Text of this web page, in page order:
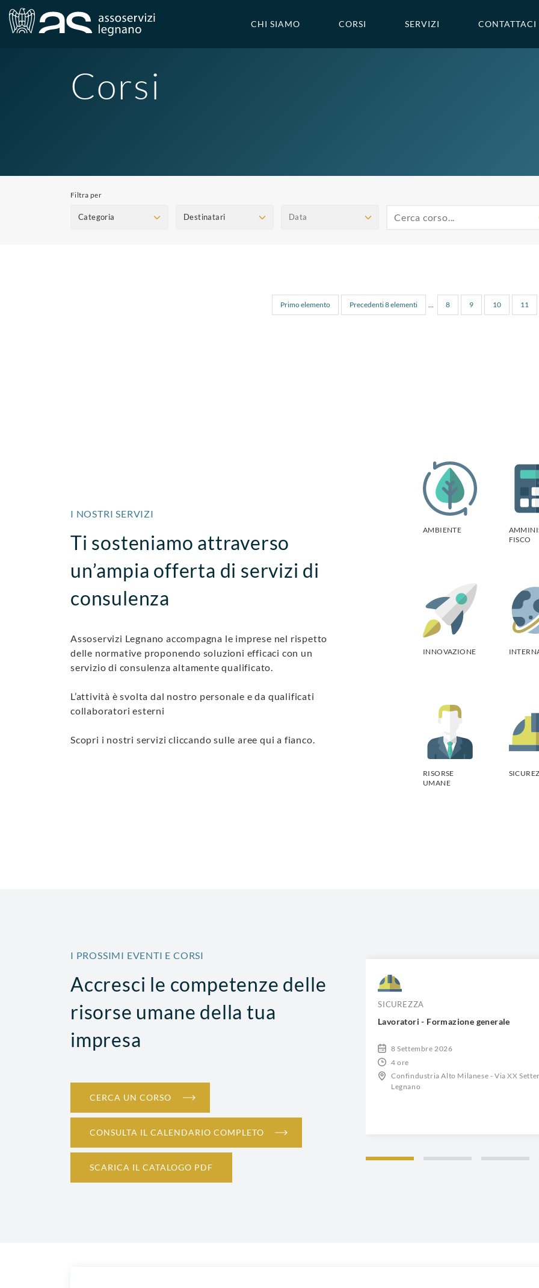
CHI SIAMO CORSI SERVIZI CONTATTACI
Corsi
Filtra per
Primo elemento Precedenti 8 elementi … 8 9 10 11
I NOSTRI SERVIZI
Ti sosteniamo attraverso
un’ampia offerta di servizi di
consulenza
Assoservizi Legnano accompagna le imprese nel rispetto
delle normative proponendo soluzioni efficaci con un
servizio di consulenza altamente qualificato.
L’attività è svolta dal nostro personale e da qualificati
collaboratori esterni
Scopri i nostri servizi cliccando sulle aree qui a fianco.
AMBIENTE
FISCO
INNOVAZIONE
RISORSE
UMANE
I PROSSIMI EVENTI E CORSI
Accresci le competenze delle
risorse umane della tua
impresa
CERCA UN CORSO
CONSULTA IL CALENDARIO COMPLETO
SCARICA IL CATALOGO PDF
alla conduzione
PAV e PES - Formazione
15 Settembre 2026
SICUREZZA
Lavoratori - Formazione generale
8 Settembre 2026
4 ore
Confindustria Alto Milanese - Via XX
Legnano